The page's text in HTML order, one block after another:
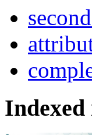
Indexed